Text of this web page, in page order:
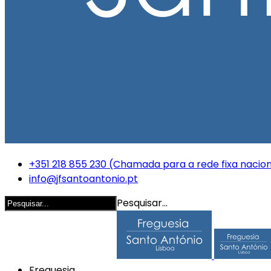
+351 218 855 230 (Chamada para a rede fixa
info@jfsantoantonio.pt
Pesquisar...